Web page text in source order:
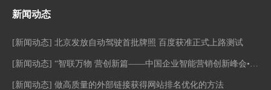
新闻动态
[新闻动态] 北京发放自动驾驶首批牌照 百度获准正式上路测试
[新闻动态] “智联万物 营创新篇——中国企业智能营销创新峰会•南京站”活动圆满落幕！
[新闻动态] 做高质量的外部链接获得网站排名优化的方法